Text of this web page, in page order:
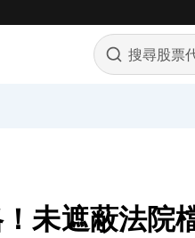
未遮蔽法院